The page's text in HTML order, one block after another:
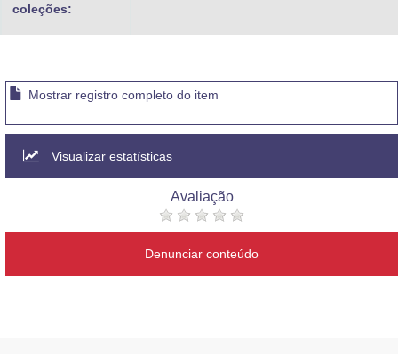
coleções:
Mostrar registro completo do item
Visualizar estatísticas
Avaliação
Denunciar conteúdo